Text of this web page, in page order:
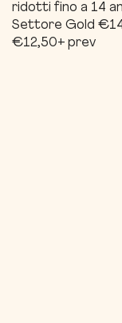
ridotti fino a 14
Settore Gold
€12,50+ prev